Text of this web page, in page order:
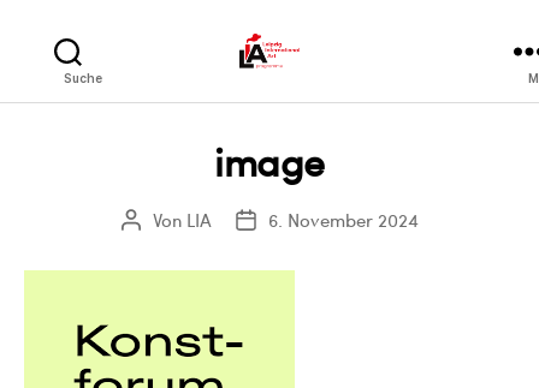
Suche
image
Beitragsautor
Von LIA Veröffentlichungsdatum
6. November 2024